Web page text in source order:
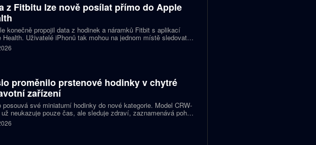
z Fitbitu lze nově posílat přímo do Apple
konečně propojil data z hodinek a náramků Fitbit s aplikací
Health. Uživatelé iPhonů tak mohou na jednom místě sledovat
cvičení, spánek i zdravotní údaje. Novinka odstraňuje omezení,
bylo dosud nutné využívat pomocné aplikace nebo jiné
proměnilo prstenové hodinky v chytré
zařízení
posouvá své miniaturní hodinky do nové kategorie. Model CRW-
už neukazuje pouze čas, ale sleduje zdraví, zaznamenává pohyb
na dění v telefonu. Celokovový prsten tak spojuje digitální
šperk a chytré zařízení, které může uživatel nosit po celý den.